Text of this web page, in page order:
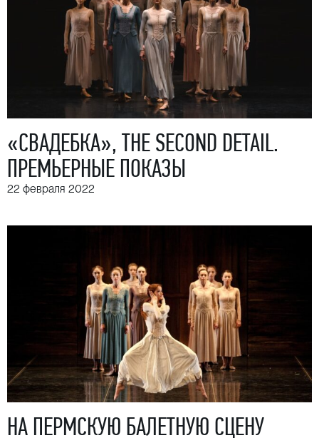
«СВАДЕБКА», THE SECOND DETAIL.
ПРЕМЬЕРНЫЕ ПОКАЗЫ
22 февраля 2022
НА ПЕРМСКУЮ БАЛЕТНУЮ СЦЕНУ